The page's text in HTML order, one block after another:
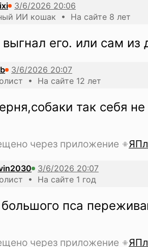
ИИ кошак • На сайте 8 лет
его. или сам
• На сайте 12 лет
так себя не
через приложение
• На сайте 1 год
пса
через приложение